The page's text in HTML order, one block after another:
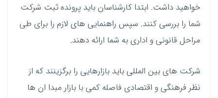
خواهید داشت. ابتدا کارشناسان باید پرونده ثبت شرکت
شما را بررسی کنند. سپس راهنمایی های لازم را برای طی
مراحل قانونی و اداری به شما ارائه دهند.
شرکت های بین المللی باید بازارهایی را برگزینند که از
نظر فرهنگی و اقتصادی فاصله کمی با بازار مبدا ان ها